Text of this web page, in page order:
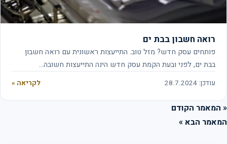
רואה חשבון בבת ים
פותחים עסק חדש? מזל טוב. התייעצות ראשונית עם רואה חשבון
בבת ים, לפני ובעת הקמת עסק חדש הינה התייעצות חשובה…
עודכן: 28.7.2024 לקריאה »
הקודם
הבא »